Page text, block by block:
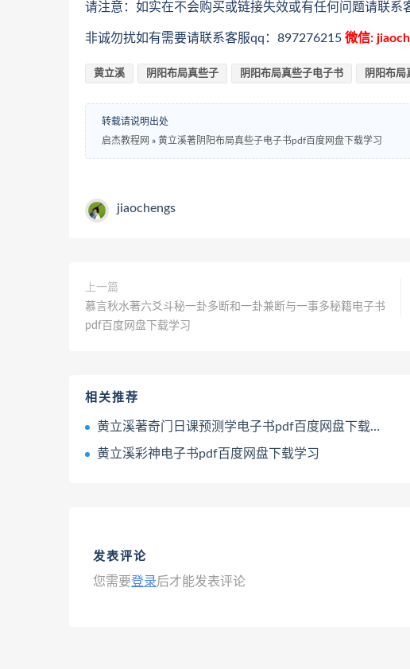
请注意：如实在不会购买或链接失效或有任何问题请联系
非诚勿扰如有需要请联系客服qq：897276215 微信:
黄立溪 阴阳布局真些子 阴阳布局真些子电子书 阴阳布局
转载请说明出处
启杰教程网 » 黄立溪著阴阳布局真些子电子书pdf百度网盘下载学习
jiaochengs
上一篇
慕言秋水著六爻斗秘一卦多断和一卦兼断与一事多秘籍电子书
pdf百度网盘下载学习
相关推荐
黄立溪著奇门日课预测学电子书pdf百度网盘下载学习
黄立溪彩神电子书pdf百度网盘下载学习
发表评论
您需要登录后才能发表评论